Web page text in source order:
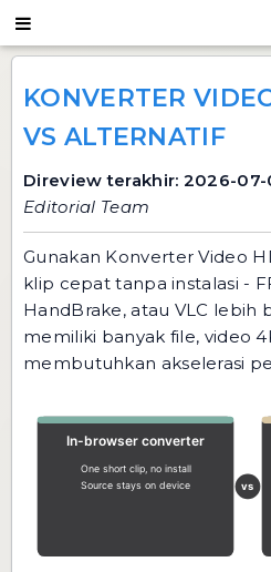
KONVERTER
VS ALTERNATIF
Direview terakhir: 2026-07-
Editorial Team
Gunakan Konverter Video
klip cepat tanpa instalasi -
HandBrake, atau VLC lebih
memiliki banyak file, video
membutuhkan akselerasi